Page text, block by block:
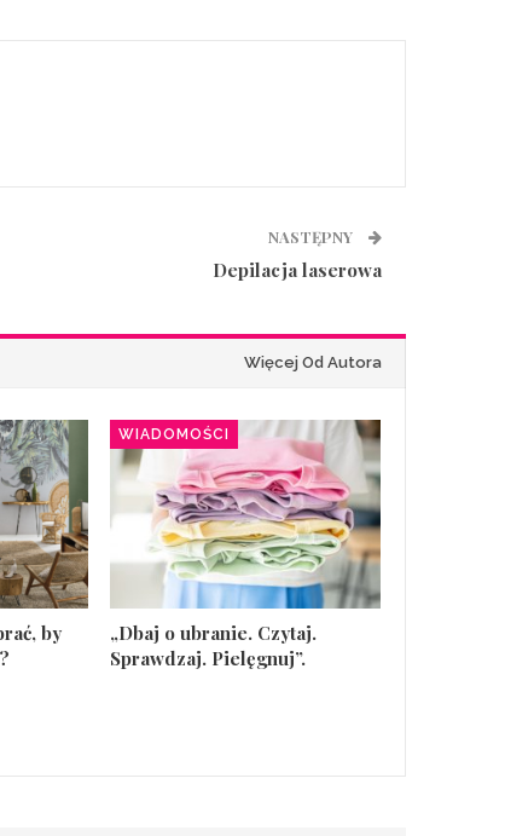
NASTĘPNY
Depilacja laserowa
Więcej Od Autora
by
WIADOMOŚCI
„Dbaj o ubranie. Czytaj.
Sprawdzaj. Pielęgnuj”.